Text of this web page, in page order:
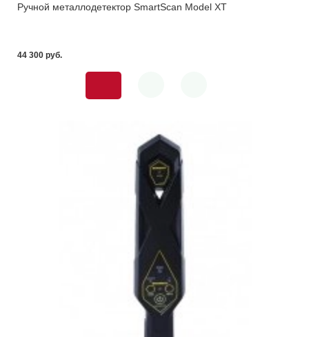
Ручной металлодетектор SmartScan Model XT
44 300 pуб.